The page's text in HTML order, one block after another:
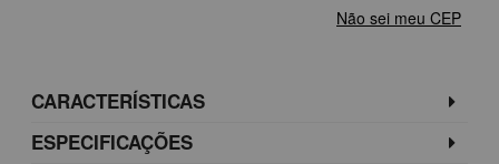
Não sei meu CEP
CARACTERÍSTICAS
ESPECIFICAÇÕES